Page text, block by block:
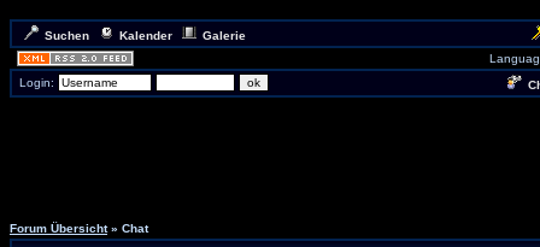
Suchen Kalender
Galerie
Login:
Forum Übersicht» Chat